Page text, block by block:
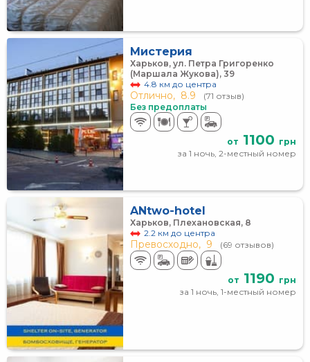
Мистерия
Харьков, ул. Петра Григоренко
(Маршала Жукова), 39
4.8 км до центра
Отлично, 8.9
(71 отзыв)
Без предоплаты
от 1100 грн
за 1 ночь, 2-местный номер
ANtwo-hotel
Харьков, Плехановская, 8
2.2 км до центра
Превосходно, 9 (69 отзывов)
от 1190 грн
за 1 ночь, 1-местный номер